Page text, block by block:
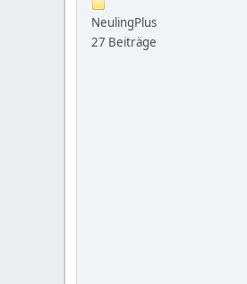
NeulingPlus
27 Beiträge